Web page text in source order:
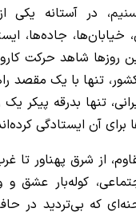
، در آستانه یکی
خیابان‌ها، جاده‌ها،
روزها شاهد حرکت
تنها با یک مقصد
تنها بدرقه پیکر
آن ایستادگی
از شرق پهناور تا
کوله‌بار عشق و
که بی‌تردید در